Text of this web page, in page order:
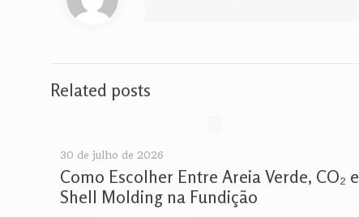
Related posts
30 de julho de 2026
Como Escolher Entre Areia Verde, CO₂ e
Shell Molding na Fundição